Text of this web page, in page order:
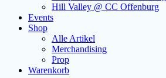
Hill Valley @ CC Offenburg
Events
Shop
Alle Artikel
Merchandising
Prop
Warenkorb